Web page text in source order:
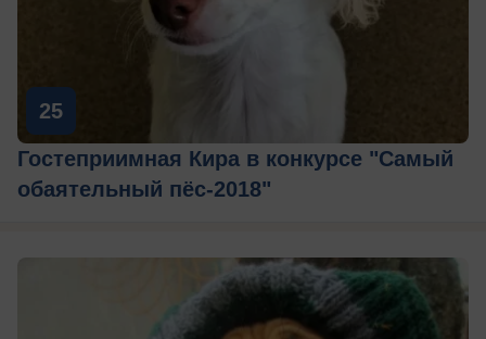
25
Гостеприимная Кира в конкурсе "Самый
обаятельный пёс-2018"